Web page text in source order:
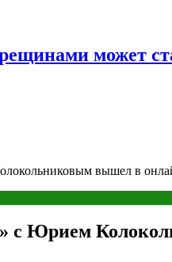
может
вышел в
с Юрием